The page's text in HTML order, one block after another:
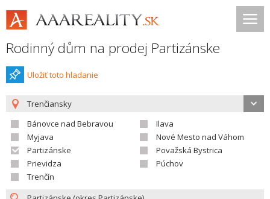
Rodinný dům na prodej Partizánske
Uložiť toto hladanie
Trenčiansky
Bánovce nad Bebravou
Ilava
Myjava
Nové Mesto nad Váhom
Partizánske
Považská Bystrica
Prievidza
Púchov
Trenčín